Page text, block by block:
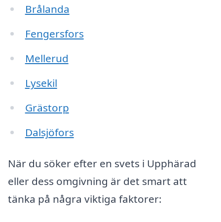
Brålanda
Fengersfors
Mellerud
Lysekil
Grästorp
Dalsjöfors
När du söker efter en svets i Upphärad
eller dess omgivning är det smart att
tänka på några viktiga faktorer: